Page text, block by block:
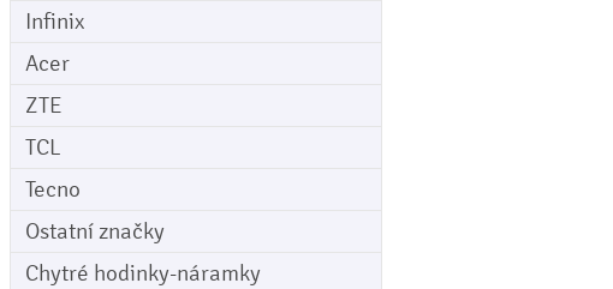
Infinix
Acer
ZTE
TCL
Tecno
Ostatní značky
Chytré hodinky-náramky